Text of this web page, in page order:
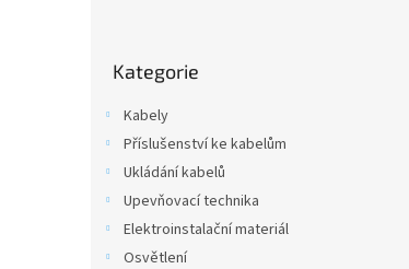
kategorie
Kategorie
Kabely
Příslušenství ke kabelům
Ukládání kabelů
Upevňovací technika
Elektroinstalační materiál
Osvětlení